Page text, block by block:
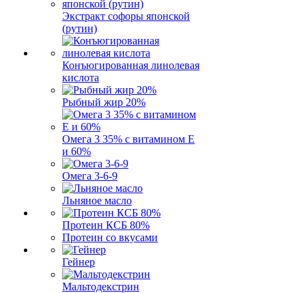
Экстракт софоры японской
(рутин)
Конъюгированная линолевая
кислота
Рыбный жир 20%
Омега 3 35% с витамином Е
и 60%
Омега 3-6-9
Льняное масло
Протеин КСБ 80%
Протеин со вкусами
Гейнер
Мальтодекстрин